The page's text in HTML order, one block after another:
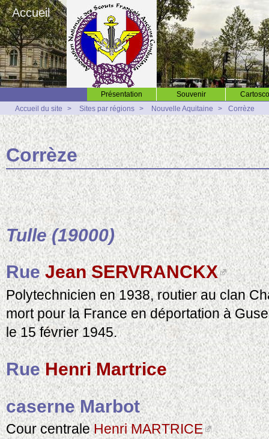
Accueil
Présentation Souvenir
Accueil du site
> Sites par régions > Nouvelle Aquitaine > Corrèze
Corrèze
Tulle (19000)
RueJean SERVRANCKX
Polytechnicien en 1938, routier au clan
mort pour la France en déportation à
le 15 février 1945.
RueHenri Martrice
caserne Marbot
Cour centraleHenri MARTRICE